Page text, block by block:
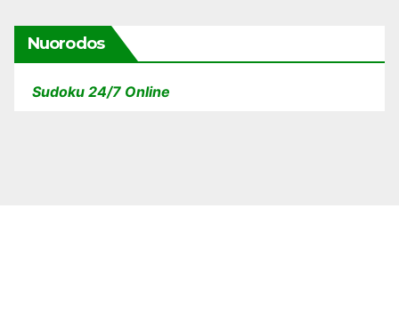
Nuorodos
Sudoku 24/7 Online